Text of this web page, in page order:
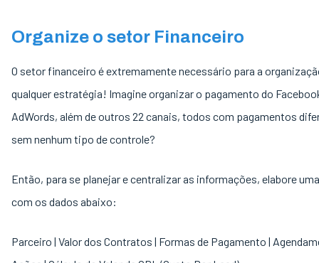
Organize o setor Financeiro
O setor financeiro é extremamente necessário para a
qualquer estratégia! Imagine organizar o pagamento do
AdWords, além de outros 22 canais, todos com pagamentos
sem nenhum tipo de controle?
Então, para se planejar e centralizar as informações, elabore
com os dados abaixo:
Parceiro | Valor dos Contratos | Formas de Pagamento |